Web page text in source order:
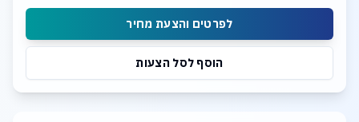
לפרטים והצעת מחיר
הוסף לסל הצעות